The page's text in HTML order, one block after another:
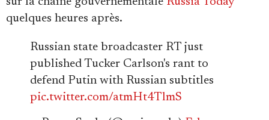
quelques heures après.
Russian state broadcaster RT just
published Tucker Carlson's rant to
defend Putin with Russian subtitles
pic.twitter.com/atmHt4TlmS